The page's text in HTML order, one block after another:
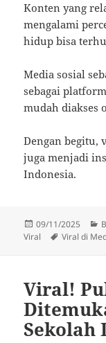
Konten yang
mengalami
hidup bisa
Media sosial
sebagai
mudah diakses
Dengan begitu,
juga menjadi
Indonesia.
Diposkan
pada
09/11/2025
Viral
Tag
Viral di
Viral!
Sekolah